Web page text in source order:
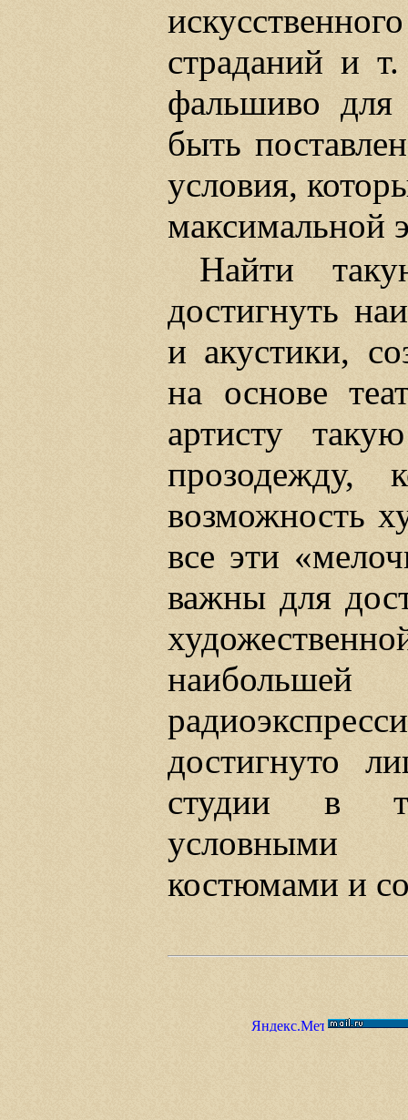
страданий и
фальшиво для
быть
условия,
максимальной
Найти
достигнуть
и акустики,
на основе
артисту
прозодежду,
возможность
все эти
важны для
достигнуто
студии в
условными
костюмами и